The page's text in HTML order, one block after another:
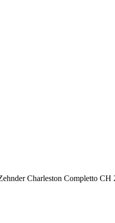
Charleston Completto